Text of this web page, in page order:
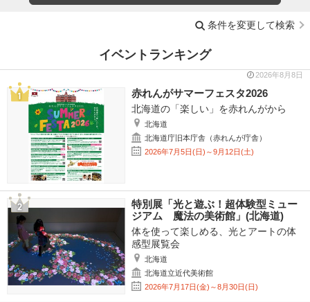
条件を変更して検索
イベントランキング
2026年8月8日
赤れんがサマーフェスタ2026
北海道の「楽しい」を赤れんがから
北海道
北海道庁旧本庁舎（赤れんが庁舎）
2026年7月5日(日)～9月12日(土)
特別展「光と遊ぶ！超体験型ミュー
ジアム 魔法の美術館」(北海道)
体を使って楽しめる、光とアートの体
感型展覧会
北海道
北海道立近代美術館
2026年7月17日(金)～8月30日(日)